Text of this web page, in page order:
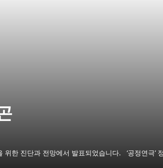
위한 진단과 전망에서 발표되었습니다. ‘공정연극’